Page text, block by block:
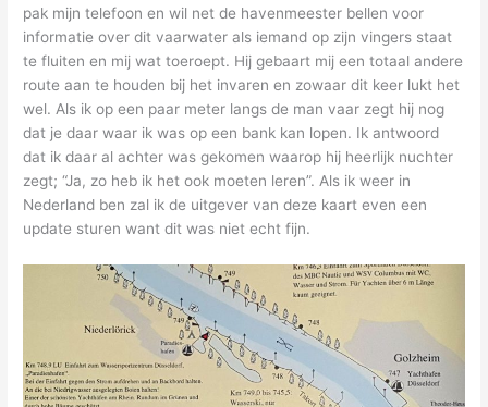
pak mijn telefoon en wil net de havenmeester bellen voor
informatie over dit vaarwater als iemand op zijn vingers staat
te fluiten en mij wat toeroept. Hij gebaart mij een totaal andere
route aan te houden bij het invaren en zowaar dit keer lukt het
wel. Als ik op een paar meter langs de man vaar zegt hij nog
dat je daar waar ik was op een bank kan lopen. Ik antwoord
dat ik daar al achter was gekomen waarop hij heerlijk nuchter
zegt; “Ja, zo heb ik het ook moeten leren”. Als ik weer in
Nederland ben zal ik de uitgever van deze kaart even een
update sturen want dit was niet echt fijn.